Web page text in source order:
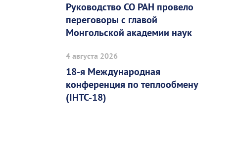
Руководство СО РАН провело
переговоры с главой
Монгольской академии наук
4 августа 2026
18-я Международная
конференция по теплообмену
(IHTC-18)